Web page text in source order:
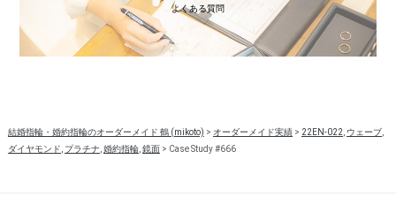
よくある質問
結婚指輪・婚約指輪のオーダーメイド 鶴 (mikoto) > オーダーメイド実績> 22EN-022 ウェーブ,
ダイヤモンド プラチナ 婚約指輪, 鏡面> Case Study #666